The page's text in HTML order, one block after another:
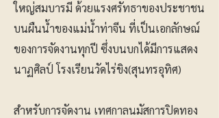
ใหญ่สมบารมี ด้วยแรงศรัทธาของประชาชน
บนผืนน้ำของแม่น้ำท่าจีน ที่เป็นเอกลักษณ์
ของการจัดงานทุกปี ซึ่งบนบกได้มีการแสดง
นาฏศิลป์ โรงเรียนวัดไร่ขิง(สุนทรอุทิศ)
สำหรับการจัดงาน เทศกาลนมัสการปิดทอง